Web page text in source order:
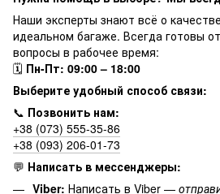
Наши эксперты знают всё о
идеальном багаже. Всегда готовы
вопросы в рабочее время:
🗓 Пн-Пт: 09:00 – 18:00
Выберите удобный способ связи:
📞 Позвонить нам:
+38 (073) 555-35-86
+38 (093) 206-01-73
💬 Написать в мессенджеры:
Viber: Написать в Viber —